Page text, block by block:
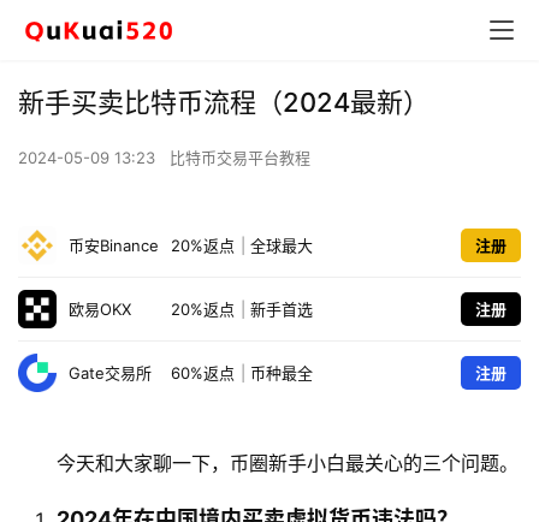
新手买卖比特币流程（2024最新）
2024-05-09 13:23 比特币交易平台教程
币安Binance 20%返点 全球最大 注册
欧易OKX 20%返点 新手首选 注册
Gate交易所 60%返点 币种最全 注册
今天和大家聊一下，币圈新手小白最关心的三个问题。